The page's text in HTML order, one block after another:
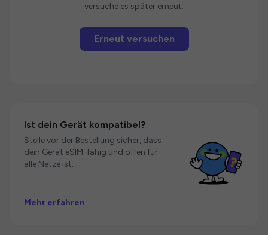
versuche es später erneut.
Erneut versuchen
Ist dein Gerät kompatibel?
Stelle vor der Bestellung sicher, dass
dein Gerät eSIM-fähig und offen für
alle Netze ist.
Mehr erfahren